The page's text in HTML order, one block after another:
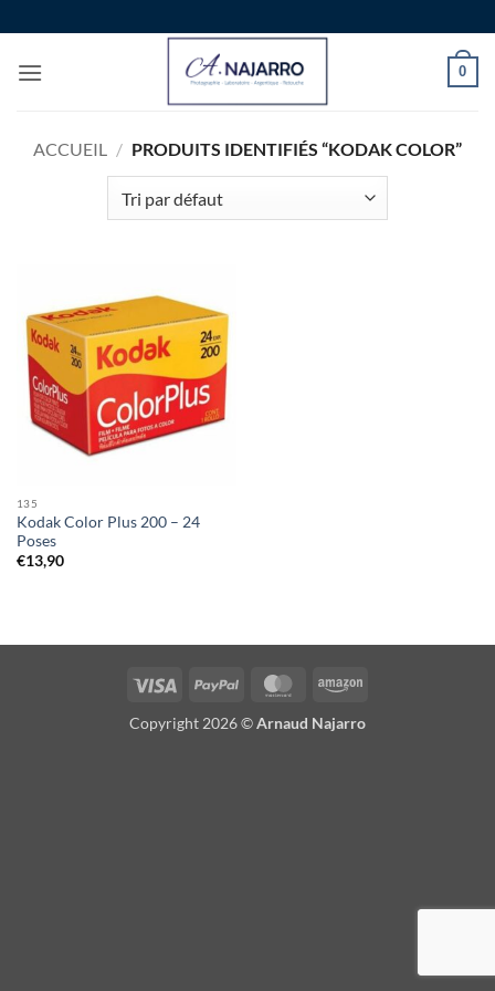
au
contenu
0
ACCUEIL / PRODUITS IDENTIFIÉS “KODAK COLOR”
135
Kodak Color Plus 200 – 24
Poses
€13,90
Visa PayPal MasterCardAmazon
Copyright 2026 ©Arnaud Najarro